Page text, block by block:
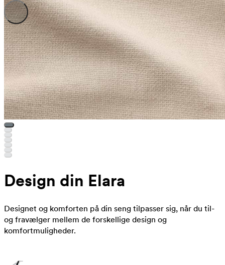
Design din Elara
Designet og komforten på din seng tilpasser sig, når du til-
og fravælger mellem de forskellige design og
komfortmuligheder.